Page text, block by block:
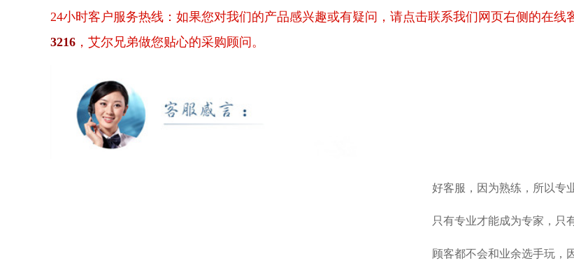
24小时客户服务热线：如果您对我们的产品感兴趣或有疑问，请点击联系我们网页右侧的在线
3216 ，艾尔兄弟做您贴心的采购顾问。
好客服，因为熟练，所以专
只有专业才能成为专家，只
顾客都不会和业余选手玩，